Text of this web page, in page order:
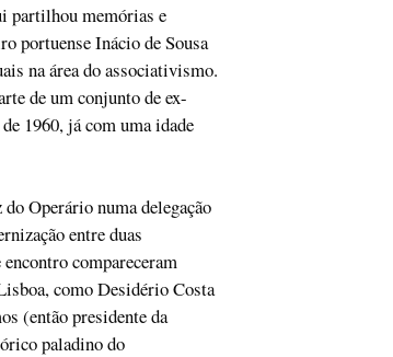
partilhou memórias e
portuense Inácio de Sousa
na área do associativismo.
de um conjunto de ex-
1960, já com uma idade
Operário numa delegação
entre duas
compareceram
como Desidério Costa
(então presidente da
paladino do